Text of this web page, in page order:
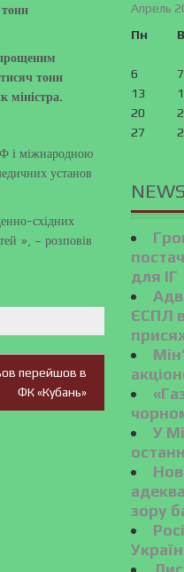
тонн
міністра.
і міжнародною
установ
східних
», – розповів
перейшов в
ФК «Кубань»
Апрель
Пн
6
7
13
20
27
для ІГ
ЄСПЛ
У
зору